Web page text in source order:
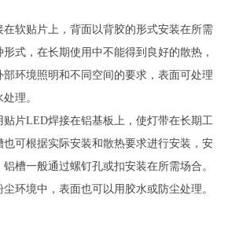
贴片上，背面以背胶的形式安装在所需
式，在长期使用中不能得到良好的散热，
环境照明和不同空间的要求，表面可处理
理。
LED焊接在铝基板上，使灯带在长期工
可根据实际安装和散热要求进行安装，安
槽一般通过螺钉孔或扣安装在所需场合。
环境中，表面也可以用胶水或防尘处理。